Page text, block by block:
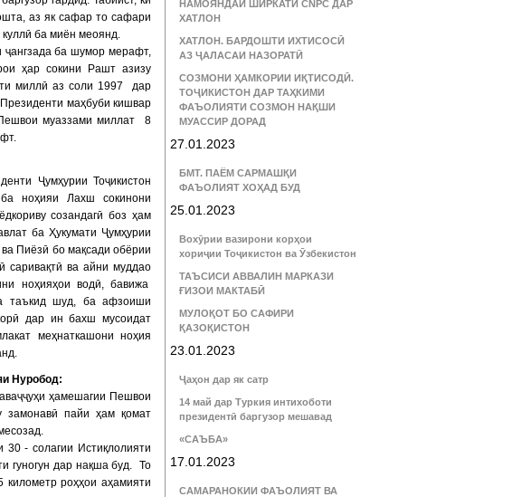
аз як сафар то сафари
куллӣ ба миён меоянд.
ҷангзада ба шумор мерафт,
ҳар сокини Рашт азизу
миллӣ аз соли 1997 дар
маҳбуби кишвар
муаззами миллат 8
Ҷумҳурии Тоҷикистон
ноҳияи Лахш сокинони
созандагӣ боз ҳам
ба Ҳукумати Ҷумҳурии
ва Пиёзӣ бо мақсади обёрии
саривақтӣ ва айни муддао
ноҳияҳои водӣ, бавижа
таъкид шуд, ба афзоиши
дар ин бахш мусоидат
меҳнаткашони ноҳия
Нуробод:
ҳамешагии Пешвои
замонавӣ пайи ҳам қомат
- солагии Истиқлолияти
гуногун дар нақша буд. То
роҳҳои аҳамияти
НАМОЯНДАИ ШИРКАТИ CNPC ДАР
ХАТЛОН
ХАТЛОН. БАРДОШТИ ИХТИСОСӢ
АЗ ҶАЛАСАИ НАЗОРАТӢ
СОЗМОНИ ҲАМКОРИИ ИҚТИСОДӢ.
ТОҶИКИСТОН ДАР ТАҲКИМИ
ФАЪОЛИЯТИ СОЗМОН НАҚШИ
МУАССИР ДОРАД
27.01.2023
БМТ. ПАЁМ САРМАШҚИ
ФАЪОЛИЯТ ХОҲАД БУД
25.01.2023
Вохӯрии вазирони корҳои
хориҷии Тоҷикистон ва Ӯзбекистон
ТАЪСИСИ АВВАЛИН МАРКАЗИ
ҒИЗОИ МАКТАБӢ
МУЛОҚОТ БО САФИРИ
ҚАЗОҚИСТОН
23.01.2023
Ҷаҳон дар як сатр
14 май дар Туркия интихоботи
президентӣ баргузор мешавад
«САЪБА»
17.01.2023
САМАРАНОКИИ ФАЪОЛИЯТ ВА